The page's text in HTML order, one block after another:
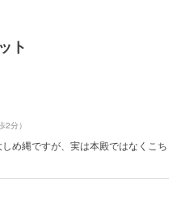
ト
2分）
め縄ですが、実は本殿ではなくこち